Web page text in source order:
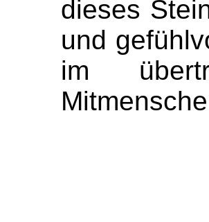
dieses
und
im